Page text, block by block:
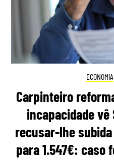
ECONOMIA
Carpinteiro
incapacidade vê
recusar-lhe
para 1.547€: caso